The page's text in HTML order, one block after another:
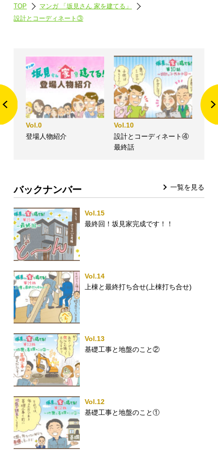
TOP
マンガ 「坂見さん 家を建てる」
設計とコーディネート③
Vol.0
登場人物紹介
Vol.10
設計とコーディネート④
最終話
一覧を見る
バックナンバー
Vol.15
最終回！坂見家完成です！！
Vol.14
上棟と最終打ち合せ(上棟打ち合せ)
Vol.13
基礎工事と地盤のこと②
Vol.12
基礎工事と地盤のこと①